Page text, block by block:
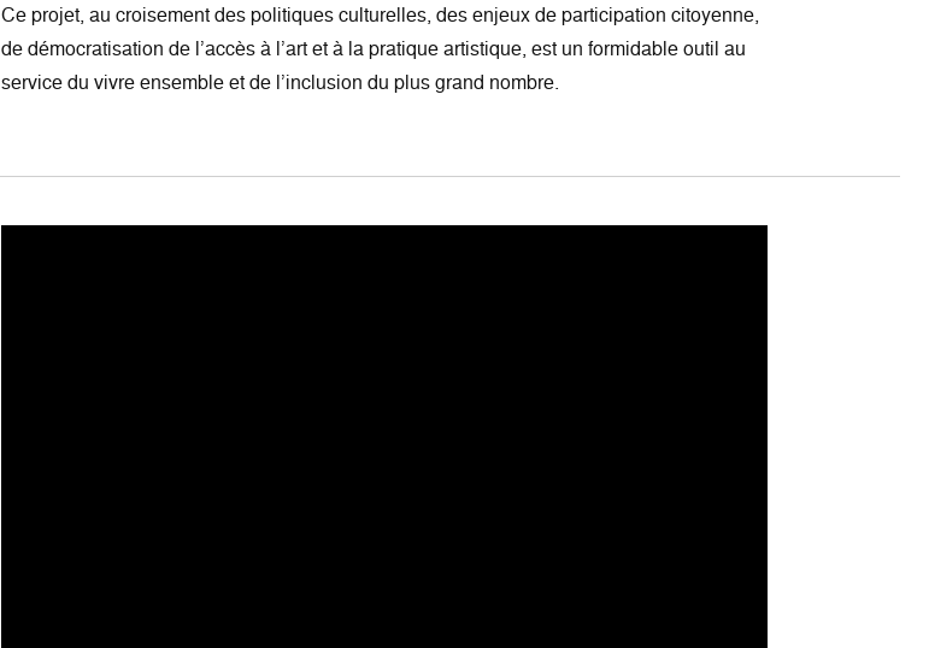
Ce projet, au croisement des politiques culturelles, des enjeux de participation citoyenne,
de démocratisation de l’accès à l’art et à la pratique artistique, est un formidable outil au
service du vivre ensemble et de l’inclusion du plus grand nombre.